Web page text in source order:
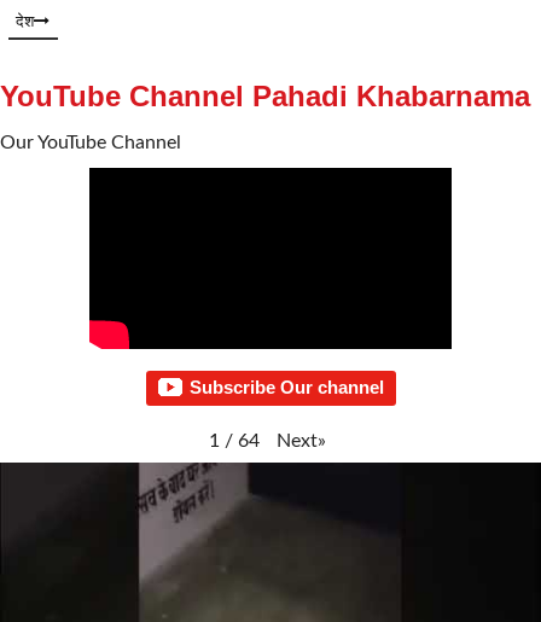
देश
YouTube Channel Pahadi Khabarnama
Our YouTube Channel
Subscribe Our channel
1 / 64 Next»